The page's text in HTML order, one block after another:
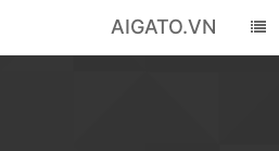
AIGATO.VN